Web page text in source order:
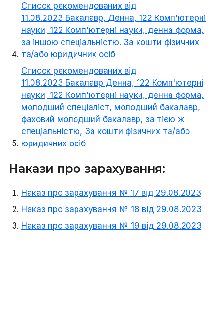
Список рекомендованих від
11.08.2023 Бакалавр, Денна, 122 Комп'ютерні
науки, 122 Комп'ютерні науки, денна форма,
за іншою спеціальністю. За кошти фізичних
та/або юридичних осіб
Список рекомендованих від
11.08.2023 Бакалавр Денна, 122 Комп'ютерні
науки, 122 Комп'ютерні науки, денна форма,
молодший спеціаліст, молодший бакалавр,
фаховий молодший бакалавр, за тією ж
спеціальністю, За кошти фізичних та/або
юридичних осіб
Накази про зарахування:
Наказ про зарахування № 17 від 29.08.2023
Наказ про зарахування № 18 від 29.08.2023
Наказ про зарахування № 19 від 29.08.2023